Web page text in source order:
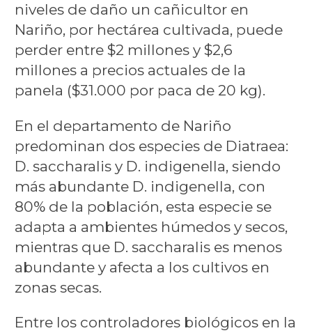
niveles de daño un cañicultor en
Nariño, por hectárea cultivada, puede
perder entre $2 millones y $2,6
millones a precios actuales de la
panela ($31.000 por paca de 20 kg).
En el departamento de Nariño
predominan dos especies de Diatraea:
D. saccharalis y D. indigenella, siendo
más abundante D. indigenella, con
80% de la población, esta especie se
adapta a ambientes húmedos y secos,
mientras que D. saccharalis es menos
abundante y afecta a los cultivos en
zonas secas.
Entre los controladores biológicos en la